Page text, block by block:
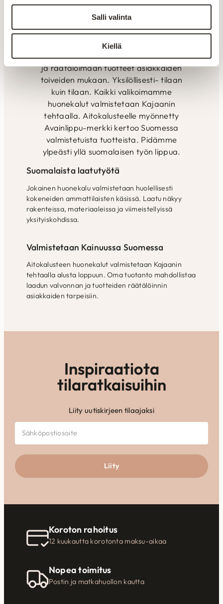
Salli valinta
Kiellä
Omalla tuotannolla pystytään
seuraamaan laatua ja varmistamaan
tuotteiden kestävyys. Henkilökunnan
ammattitaidolla ja vuosien
kokemuksella pyritään kuuntelemaan
ja räätälöimään tuotteet asiakkaiden
toiveiden mukaan. Yksilöllisesti- tilaan
kuin tilaan. Kaikki valikoimamme
huonekalut valmistetaan Kajaanin
tehtaalla. Aitokalusteelle myönnetty
Avainlippu-merkki kertoo Suomessa
valmistetuista tuotteista. Pidämme
ylpeästi yllä suomalaisen työn lippua.
Suomalaista laatutyötä
Jokainen huonekalu valmistetaan huolellisesti
kokeneiden ammattilaisten käsissä. Laatu näkyy
rakenteissa, materiaaleissa ja viimeistellyissä
yksityiskohdissa.
Valmistetaan Kainuussa Suomessa
Aitokalusteen huonekalut valmistetaan Kajaanin
tehtaalla alusta loppuun. Oma tuotanto mahdollistaa
laadun valvonnan ja tuotteiden räätälöinnin
asiakkaiden tarpeisiin.
Inspiraatiota
tilaratkaisuihin
Liity uutiskirjeen tilaajaksi
Liity
Koroton rahoitus
12 kuukautta korotonta maksu-aikaa
Nopea toimitus
Postin ja matkahuollon kautta